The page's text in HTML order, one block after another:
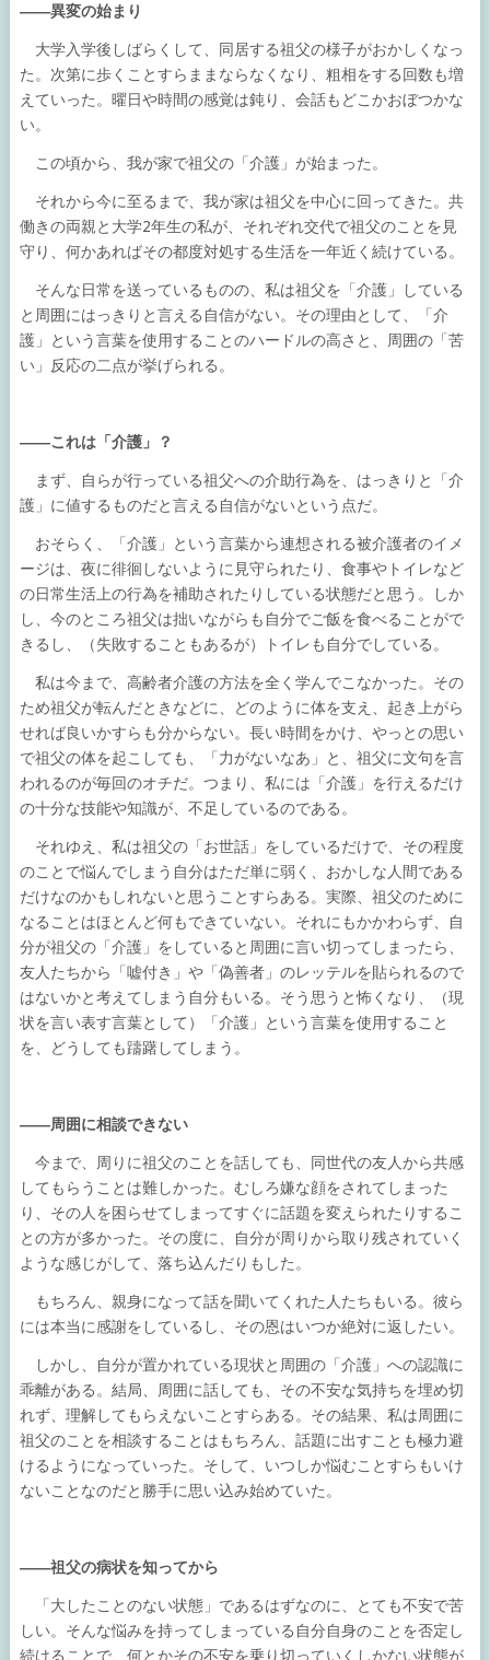
――異変の始まり
大学入学後しばらくして、同居する祖父の様子がおかしくなっ
た。次第に歩くことすらままならなくなり、粗相をする回数も増
えていった。曜日や時間の感覚は鈍り、会話もどこかおぼつかな
い。
この頃から、我が家で祖父の「介護」が始まった。
それから今に至るまで、我が家は祖父を中心に回ってきた。共
働きの両親と大学2年生の私が、それぞれ交代で祖父のことを見
守り、何かあればその都度対処する生活を一年近く続けている。
そんな日常を送っているものの、私は祖父を「介護」している
と周囲にはっきりと言える自信がない。その理由として、「介
護」という言葉を使用することのハードルの高さと、周囲の「苦
い」反応の二点が挙げられる。
――これは「介護」？
まず、自らが行っている祖父への介助行為を、はっきりと「介
護」に値するものだと言える自信がないという点だ。
おそらく、「介護」という言葉から連想される被介護者のイメ
ージは、夜に徘徊しないように見守られたり、食事やトイレなど
の日常生活上の行為を補助されたりしている状態だと思う。しか
し、今のところ祖父は拙いながらも自分でご飯を食べることがで
きるし、（失敗することもあるが）トイレも自分でしている。
私は今まで、高齢者介護の方法を全く学んでこなかった。その
ため祖父が転んだときなどに、どのように体を支え、起き上がら
せれば良いかすらも分からない。長い時間をかけ、やっとの思い
で祖父の体を起こしても、「力がないなあ」と、祖父に文句を言
われるのが毎回のオチだ。つまり、私には「介護」を行えるだけ
の十分な技能や知識が、不足しているのである。
それゆえ、私は祖父の「お世話」をしているだけで、その程度
のことで悩んでしまう自分はただ単に弱く、おかしな人間である
だけなのかもしれないと思うことすらある。実際、祖父のために
なることはほとんど何もできていない。それにもかかわらず、自
分が祖父の「介護」をしていると周囲に言い切ってしまったら、
友人たちから「嘘付き」や「偽善者」のレッテルを貼られるので
はないかと考えてしまう自分もいる。そう思うと怖くなり、（現
状を言い表す言葉として）「介護」という言葉を使用すること
を、どうしても躊躇してしまう。
――周囲に相談できない
今まで、周りに祖父のことを話しても、同世代の友人から共感
してもらうことは難しかった。むしろ嫌な顔をされてしまった
り、その人を困らせてしまってすぐに話題を変えられたりするこ
との方が多かった。その度に、自分が周りから取り残されていく
ような感じがして、落ち込んだりもした。
もちろん、親身になって話を聞いてくれた人たちもいる。彼ら
には本当に感謝をしているし、その恩はいつか絶対に返したい。
しかし、自分が置かれている現状と周囲の「介護」への認識に
乖離がある。結局、周囲に話しても、その不安な気持ちを埋め切
れず、理解してもらえないことすらある。その結果、私は周囲に
祖父のことを相談することはもちろん、話題に出すことも極力避
けるようになっていった。そして、いつしか悩むことすらもいけ
ないことなのだと勝手に思い込み始めていた。
――祖父の病状を知ってから
「大したことのない状態」であるはずなのに、とても不安で苦
しい。そんな悩みを持ってしまっている自分自身のことを否定し
続けることで、何とかその不安を乗り切っていくしかない状態が